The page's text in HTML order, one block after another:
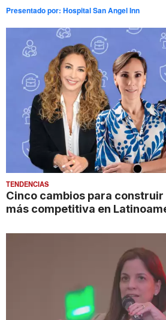
Presentado por: Hospital San Angel Inn
TENDENCIAS
Cinco cambios para construir
más competitiva en